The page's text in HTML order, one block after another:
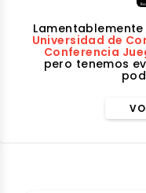
Universidad de
Conferencia
pero tenemos